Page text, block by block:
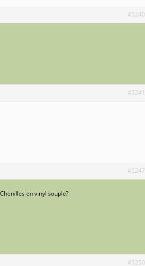
#5240
#5241
#5247
en vinyl souple?
#5250